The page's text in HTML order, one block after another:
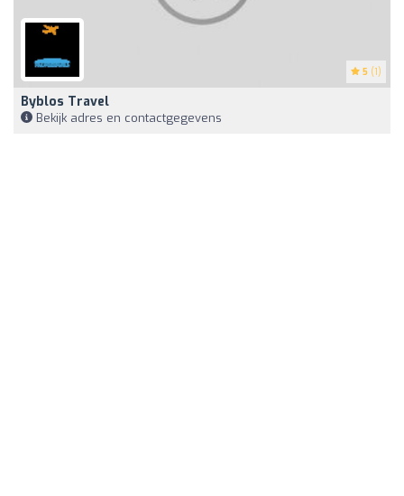
5 (1)
Byblos Travel
Bekijk adres en contactgegevens